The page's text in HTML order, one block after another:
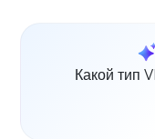
Какой тип